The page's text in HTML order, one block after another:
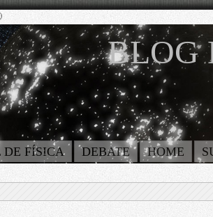
BLOG
DE FÍSICA DEBATE HOME